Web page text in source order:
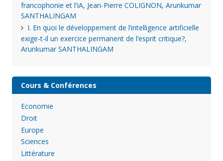
francophonie et l’IA, Jean-Pierre COLIGNON, Arunkumar
SANTHALINGAM
I. En quoi le développement de l’intelligence artificielle
exige-t-il un exercice permanent de l’esprit critique?,
Arunkumar SANTHALINGAM
Cours & Conférences
Economie
Droit
Europe
Sciences
Littérature